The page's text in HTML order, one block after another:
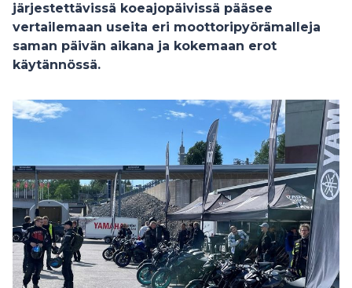
järjestettävissä koeajopäivissä pääsee
vertailemaan useita eri moottoripyörämalleja
saman päivän aikana ja kokemaan erot
käytännössä.